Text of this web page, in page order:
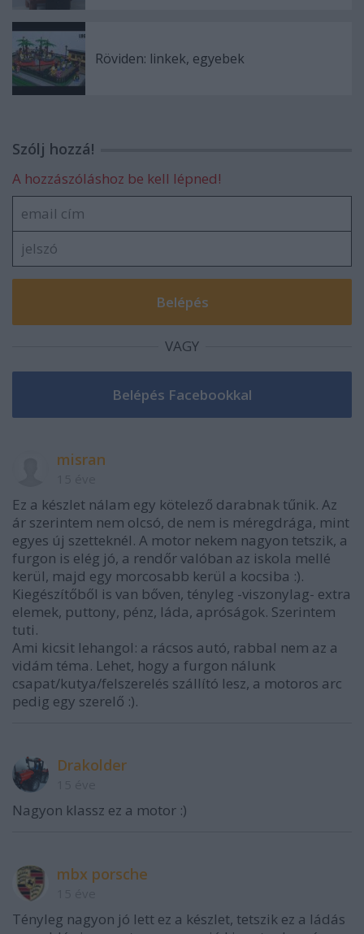
Röviden: linkek, egyebek
Szólj hozzá!
A hozzászóláshoz be kell lépned!
VAGY
misran
Ez a készlet nálam egy kötelező darabnak tűnik. Az
ár szerintem nem olcsó, de nem is méregdrága, mint
egyes új szetteknél. A motor nekem nagyon tetszik, a
furgon is elég jó, a rendőr valóban az iskola mellé
kerül, majd egy morcosabb kerül a kocsiba :).
Kiegészítőből is van bőven, tényleg -viszonylag- extra
elemek, puttony, pénz, láda, apróságok. Szerintem
tuti.
Ami kicsit lehangol: a rácsos autó, rabbal nem az a
vidám téma. Lehet, hogy a furgon nálunk
csapat/kutya/felszerelés szállító lesz, a motoros arc
pedig egy szerelő :).
Drakolder
Nagyon klassz ez a motor :)
mbx porsche
Tényleg nagyon jó lett ez a készlet, tetszik ez a ládás